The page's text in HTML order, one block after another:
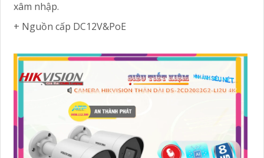
xâm nhập.
+ Nguồn cấp DC12V&PoE